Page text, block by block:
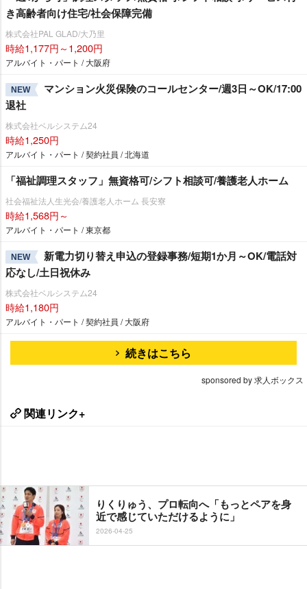
き高齢者向け住宅/社会保障完備
株式会社PAL GLAD/大乃里
時給1,177円～1,200円
アルバイト・パート / 大阪府
NEW
マンション火災保険のコールセンター/週3日～OK/17:00
退社
株式会社ベルシステム24
時給1,250円
アルバイト・パート / 契約社員 / 北海道
「福祉調理スタッフ」無資格可/シフト相談可/養護老人ホーム
社会福祉法人生光会/養護老人ホーム 長安寮
時給1,568円～
アルバイト・パート / 東京都
NEW
新電力切り替え申込の登録事務/短期1か月～OK/電話対
応なし/土日祝休み
株式会社ベルシステム24
時給1,180円
アルバイト・パート / 契約社員 / 大阪府
続きはこちら
sponsored by 求人ボックス
関連リンク+
りくりゅう、プロ転向へ「もっとペアを身
近で感じていただけるように」
2026-04-25